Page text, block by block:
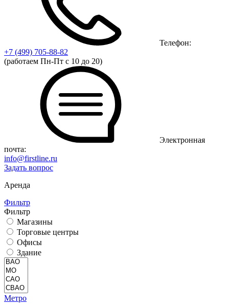
Телефон:
+7 (499) 705-88-82
(работаем Пн-Пт с 10 до 20)
Электронная
почта:
info@firstline.ru
Задать вопрос
Аренда
Фильтр
Фильтр
Магазины
Торговые центры
Офисы
Здание
Метро